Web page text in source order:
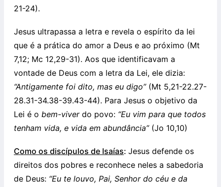
21-24).
Jesus ultrapassa a letra e revela o espírito da lei
que é a prática do amor a Deus e ao próximo (Mt
7,12; Mc 12,29-31). Aos que identificavam a
vontade de Deus com a letra da Lei, ele dizia:
“Antigamente foi dito, mas eu digo”(Mt 5,21-22.27-
28.31-34.38-39.43-44). Para Jesus o objetivo da
Lei é o bem-viverdo povo: “Eu vim para que todos
tenham vida, e vida em abundância”(Jo 10,10)
Como os discípulos de Isaías: Jesus defende os
direitos dos pobres e reconhece neles a sabedoria
de Deus: “Eu te louvo, Pai, Senhor do céu e da